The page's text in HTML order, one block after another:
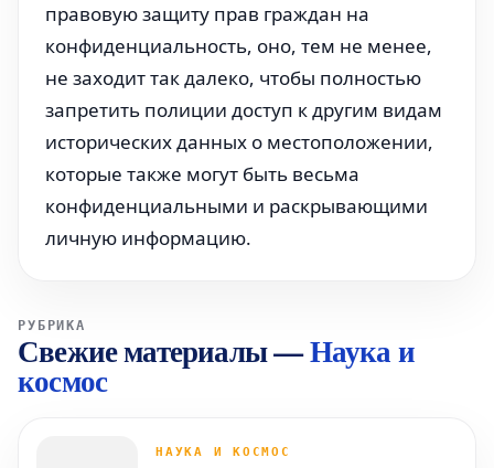
правовую защиту прав граждан на
конфиденциальность, оно, тем не менее,
не заходит так далеко, чтобы полностью
запретить полиции доступ к другим видам
исторических данных о местоположении,
которые также могут быть весьма
конфиденциальными и раскрывающими
личную информацию.
РУБРИКА
Свежие материалы—Наука и
космос
НАУКА И КОСМОС